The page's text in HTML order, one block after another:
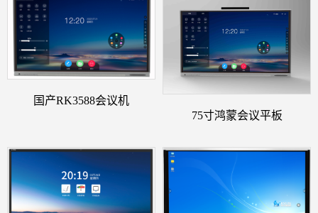
国产RK3588会议机
75寸鸿蒙会议平板